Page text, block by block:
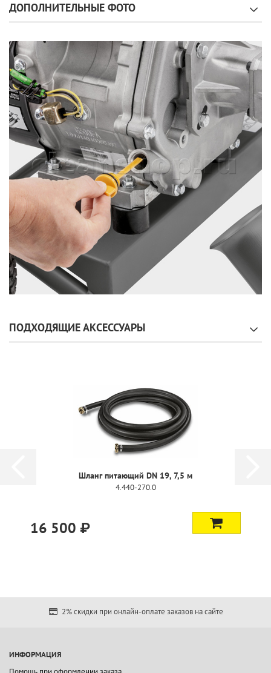
ДОПОЛНИТЕЛЬНЫЕ ФОТО
ПОДХОДЯЩИЕ АКСЕССУАРЫ
Шланг питающий DN 19, 7,5 м
4.440-270.0
16 500 ₽
2% скидки при онлайн-оплате заказов на сайте
ИНФОРМАЦИЯ